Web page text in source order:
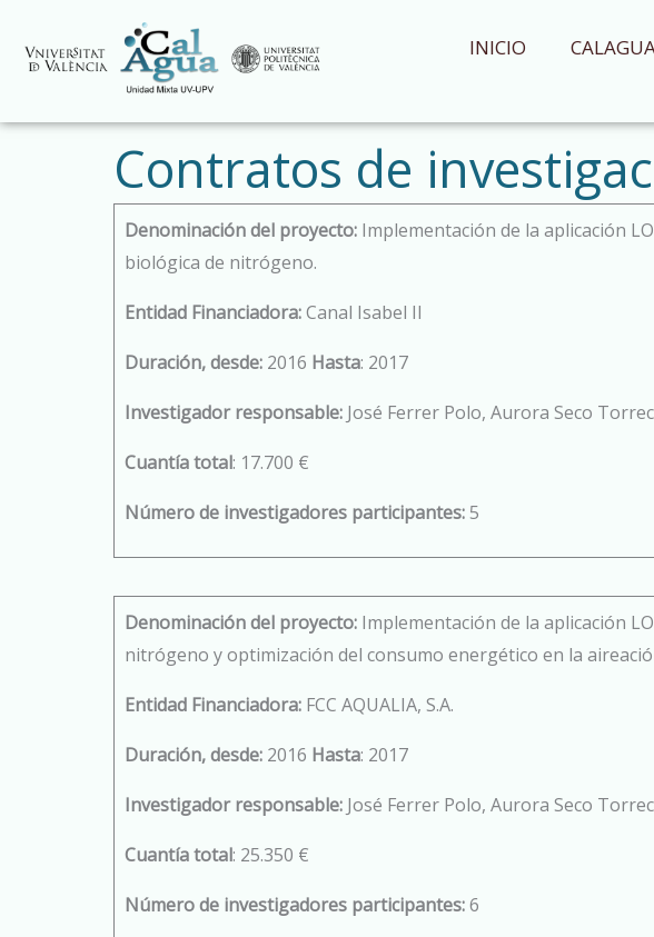
contenido
INICIO
Contratos de
Denominación del proyecto: Implementación de la aplicación
biológica de nitrógeno.
Entidad Financiadora:Canal Isabel II
Duración, desde: 2016 Hasta: 2017
Investigador responsable: José Ferrer Polo, Aurora Seco
Cuantía total: 17.700 €
Número de investigadores participantes:5
Denominación del proyecto: Implementación de la aplicación
nitrógeno y optimización del consumo energético en la
Entidad Financiadora: FCC AQUALIA, S.A.
Duración, desde: 2016 Hasta: 2017
Investigador responsable: José Ferrer Polo, Aurora Seco
Cuantía total: 25.350 €
Número de investigadores participantes:6